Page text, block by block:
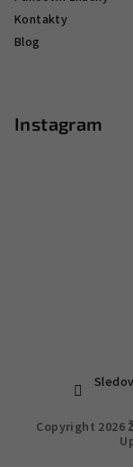
Kontakty
Blog
Instagram
Copyright 2026